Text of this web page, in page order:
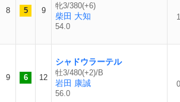
8 5 9
牝3/380(+6)
柴田 大知
54.0
9 6 12
シャドウラーテル
牡3/480(+2)/B
岩田 康誠
56.0